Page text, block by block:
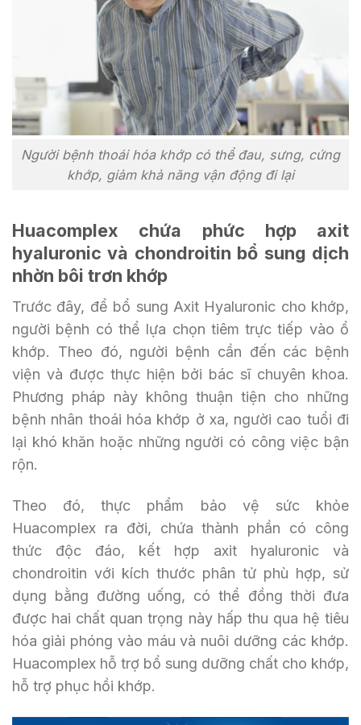
Người bệnh thoái hóa khớp có thể đau, sưng, cứng
khớp, giảm khả năng vận động đi lại
Huacomplex chứa phức hợp axit
hyaluronic và chondroitin bổ sung dịch
nhờn bôi trơn khớp
Trước đây, để bổ sung Axit Hyaluronic cho khớp,
người bệnh có thể lựa chọn tiêm trực tiếp vào ổ
khớp. Theo đó, người bệnh cần đến các bệnh
viện và được thực hiện bởi bác sĩ chuyên khoa.
Phương pháp này không thuận tiện cho những
bệnh nhân thoái hóa khớp ở xa, người cao tuổi đi
lại khó khăn hoặc những người có công việc bận
rộn.
Theo đó, thực phẩm bảo vệ sức khỏe
Huacomplex ra đời, chứa thành phần có công
thức độc đáo, kết hợp axit hyaluronic và
chondroitin với kích thước phân tử phù hợp, sử
dụng bằng đường uống, có thể đồng thời đưa
được hai chất quan trọng này hấp thu qua hệ tiêu
hóa giải phóng vào máu và nuôi dưỡng các khớp.
Huacomplex hỗ trợ bổ sung dưỡng chất cho khớp,
hỗ trợ phục hồi khớp.